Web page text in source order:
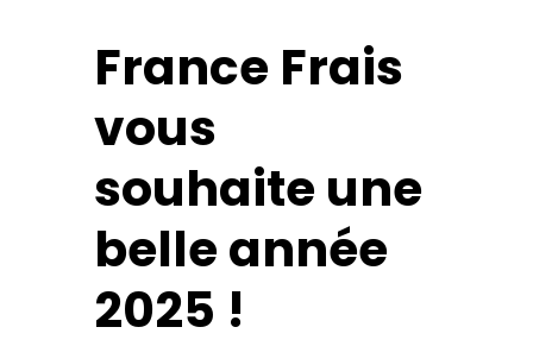
France Frais
vous
souhaite une
belle année
2025 !